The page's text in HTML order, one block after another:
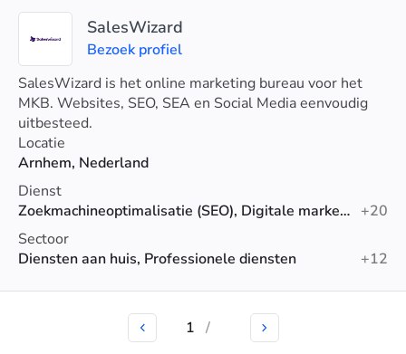
SalesWizard
Bezoek profiel
SalesWizard is het online marketing bureau voor het
MKB. Websites, SEO, SEA en Social Media eenvoudig
uitbesteed.
Locatie
Arnhem, Nederland
Dienst
Zoekmachineoptimalisatie (SEO), Digitale marketing, PPC +20
Sectoor
Diensten aan huis, Professionele diensten
+12
1 /